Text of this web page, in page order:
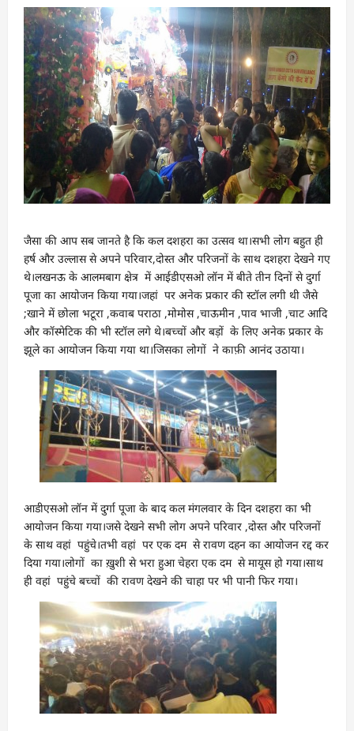
जैसा की आप सब जानते है कि कल दशहरा का उत्सव था।सभी लोग बहुत ही
हर्ष और उल्लास से अपने परिवार,दोस्त और परिजनों के साथ दशहरा देखने गए
थे।लखनऊ के आलमबाग क्षेत्र में आईडीएसओ लॉन में बीते तीन दिनों से दुर्गा
पूजा का आयोजन किया गया।जहां पर अनेक प्रकार की स्टॉल लगी थी जैसे
;खाने में छोला भटूरा ,कवाब पराठा ,मोमोस ,चाऊमीन ,पाव भाजी ,चाट आदि
और कॉस्मेटिक की भी स्टॉल लगे थे।बच्चों और बड़ों के लिए अनेक प्रकार के
झूले का आयोजन किया गया था।जिसका लोगों ने काफ़ी आनंद उठाया।
आडीएसओ लॉन में दुर्गा पूजा के बाद कल मंगलवार के दिन दशहरा का भी
आयोजन किया गया।जसे देखने सभी लोग अपने परिवार ,दोस्त और परिजनों
के साथ वहां पहुंचे।तभी वहां पर एक दम से रावण दहन का आयोजन रद्द कर
दिया गया।लोगों का ख़ुशी से भरा हुआ चेहरा एक दम से मायूस हो गया।साथ
ही वहां पहुंचे बच्चों की रावण देखने की चाहा पर भी पानी फिर गया।